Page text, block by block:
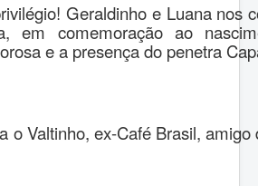
Geraldinho e Luana nos
em comemoração ao
e a presença do penetra
o Valtinho, ex-Café Brasil,